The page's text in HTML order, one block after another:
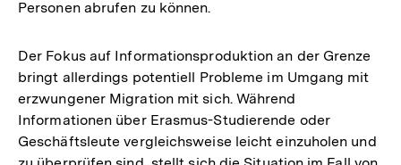
Personen abrufen zu können.
Der Fokus auf Informationsproduktion an der Grenze
bringt allerdings potentiell Probleme im Umgang mit
erzwungener Migration mit sich. Während
Informationen über Erasmus-Studierende oder
Geschäftsleute vergleichsweise leicht einzuholen und